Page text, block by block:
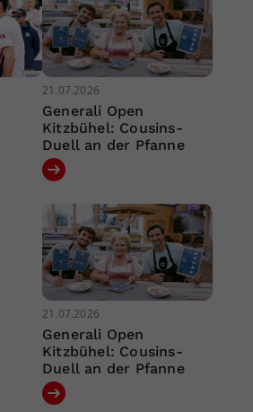
21.07.2026
Generali Open
Kitzbühel: Cousins-
Duell an der Pfanne
21.07.2026
Generali Open
Kitzbühel: Cousins-
Duell an der Pfanne